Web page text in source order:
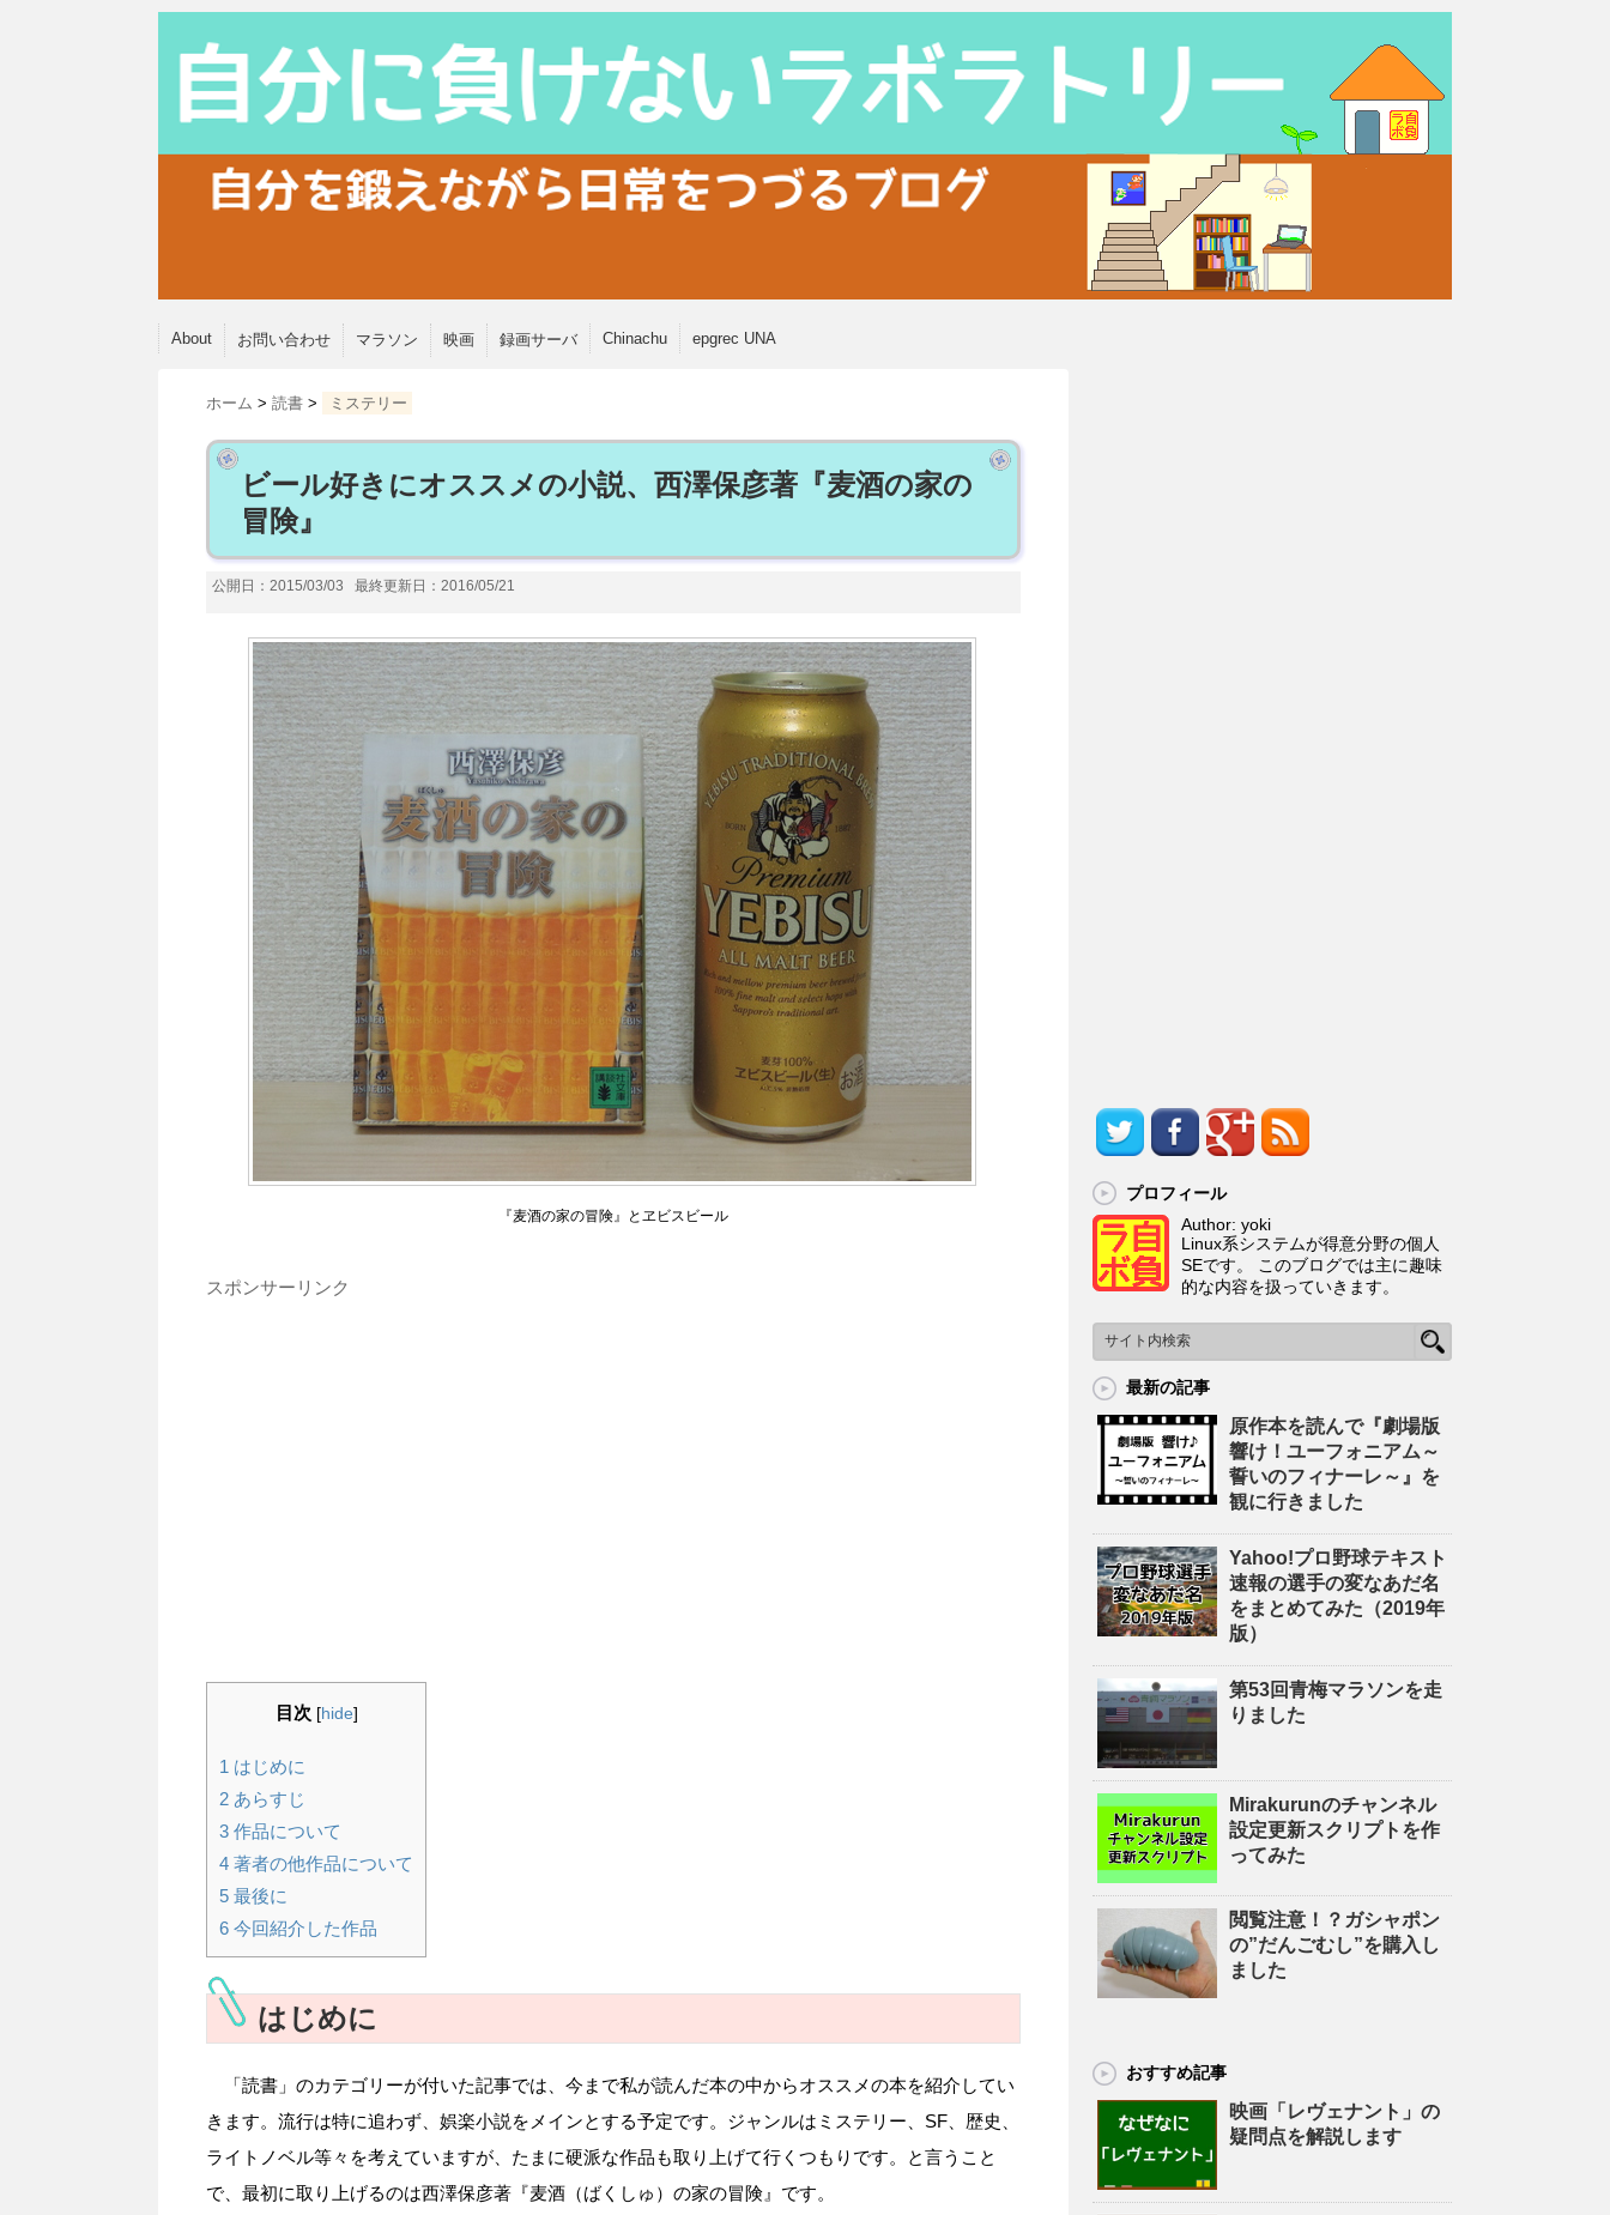
About お問い合わせ マラソン 映画 録画サーバ Chinachu epgrec UNA
ホーム > 読書 > ミステリー
ビール好きにオススメの小説、西澤保彦著『麦酒の家の
冒険』
公開日：2015/03/03 最終更新日：2016/05/21
『麦酒の家の冒険』とヱビスビール
スポンサーリンク
目次 [hide]
1 はじめに
2 あらすじ
3 作品について
4 著者の他作品について
5 最後に
6 今回紹介した作品
はじめに
「読書」のカテゴリーが付いた記事では、今まで私が読んだ本の中からオススメの本を紹介してい
きます。流行は特に追わず、娯楽小説をメインとする予定です。ジャンルはミステリー、SF、歴史、
ライトノベル等々を考えていますが、たまに硬派な作品も取り上げて行くつもりです。と言うこと
で、最初に取り上げるのは西澤保彦著『麦酒（ばくしゅ）の家の冒険』です。
プロフィール
Author: yoki
Linux系システムが得意分野の個人
SEです。 このブログでは主に趣味
的な内容を扱っていきます。
最新の記事
原作本を読んで『劇場版
響け！ユーフォニアム～
誓いのフィナーレ～』を
観に行きました
Yahoo!プロ野球テキスト
速報の選手の変なあだ名
をまとめてみた（2019年
版）
第53回青梅マラソンを走
りました
Mirakurunのチャンネル
設定更新スクリプトを作
ってみた
閲覧注意！？ガシャポン
の”だんごむし”を購入し
ました
おすすめ記事
映画「レヴェナント」の
疑問点を解説します